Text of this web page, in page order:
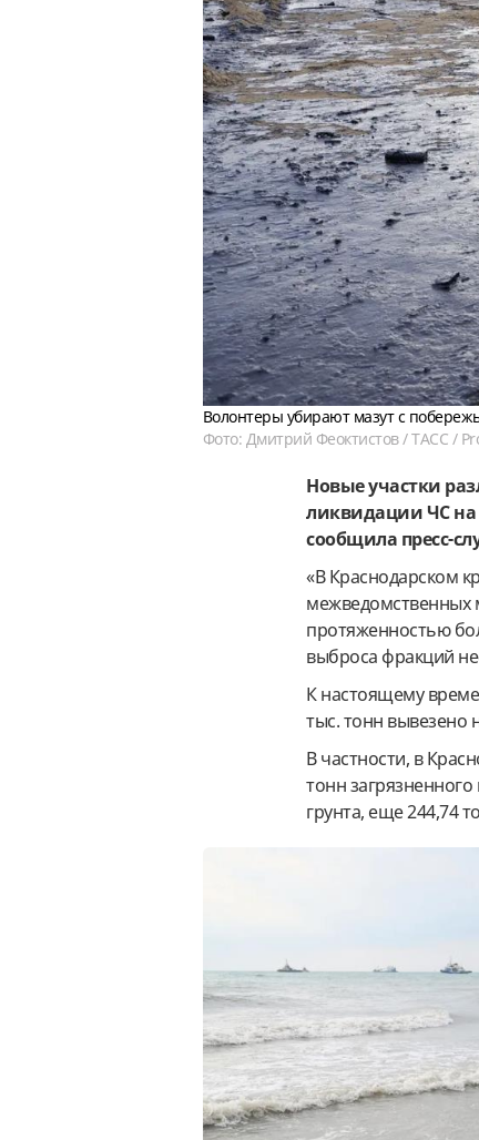
Волонтеры убирают мазут с
Фото: Дмитрий Феоктистов / ТАСС /
Новые участки
ликвидации ЧС на
сообщила пресс-
«В Краснодарском
межведомственных
протяженностью
выброса фракций
К настоящему
тыс. тонн вывезено
В частности, в
тонн
грунта, еще 244,74